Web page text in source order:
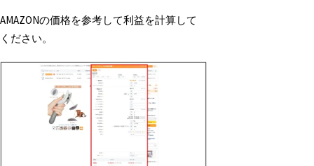
AMAZONの価格を参考して利益を計算して
ください。